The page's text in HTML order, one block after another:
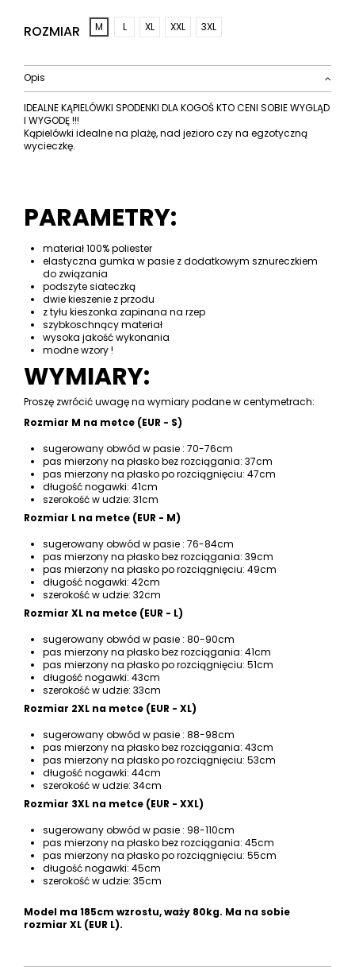
ROZMIAR M L XL XXL 3XL
Opis
IDEALNE KĄPIELÓWKI SPODENKI DLA KOGOŚ KTO CENI SOBIE WYGLĄD
I WYGODĘ !!!
Kąpielówki idealne na plażę, nad jezioro czy na egzotyczną
wycieczkę.
PARAMETRY:
materiał 100% poliester
elastyczna gumka w pasie z dodatkowym sznureczkiem
do związania
podszyte siateczką
dwie kieszenie z przodu
z tyłu kieszonka zapinana na rzep
szybkoschnący materiał
wysoka jakość wykonania
modne wzory !
WYMIARY:
Proszę zwrócić uwagę na wymiary podane w centymetrach:
Rozmiar M na metce (EUR - S)
sugerowany obwód w pasie : 70-76cm
pas mierzony na płasko bez rozciągania: 37cm
pas mierzony na płasko po rozciągnięciu: 47cm
długość nogawki: 41cm
szerokość w udzie: 31cm
Rozmiar L na metce (EUR - M)
sugerowany obwód w pasie : 76-84cm
pas mierzony na płasko bez rozciągania: 39cm
pas mierzony na płasko po rozciągnięciu: 49cm
długość nogawki: 42cm
szerokość w udzie: 32cm
Rozmiar XL na metce (EUR - L)
sugerowany obwód w pasie : 80-90cm
pas mierzony na płasko bez rozciągania: 41cm
pas mierzony na płasko po rozciągnięciu: 51cm
długość nogawki: 43cm
szerokość w udzie: 33cm
Rozmiar 2XL na metce (EUR - XL)
sugerowany obwód w pasie : 88-98cm
pas mierzony na płasko bez rozciągania: 43cm
pas mierzony na płasko po rozciągnięciu: 53cm
długość nogawki: 44cm
szerokość w udzie: 34cm
Rozmiar 3XL na metce (EUR - XXL)
sugerowany obwód w pasie : 98-110cm
pas mierzony na płasko bez rozciągania: 45cm
pas mierzony na płasko po rozciągnięciu: 55cm
długość nogawki: 45cm
szerokość w udzie: 35cm
Model ma 185cm wzrostu, waży 80kg. Ma na sobie
rozmiar XL (EUR L).